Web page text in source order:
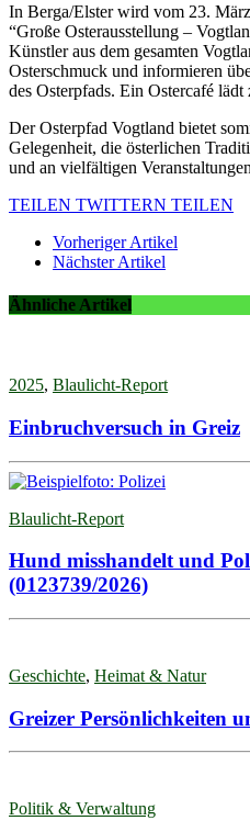
In Berga/Elster wird vom 23.
“Große Osterausstellung –
Künstler aus dem gesamten
Osterschmuck und informieren
des Osterpfads. Ein Ostercafé
Der Osterpfad Vogtland bietet
Gelegenheit, die österlichen
und an vielfältigen
TEILEN TWITTERN TEILEN
Vorheriger Artikel
Nächster Artikel
Ähnliche Artikel
2025, Blaulicht-Report
Einbruchversuch in Greiz
Blaulicht-Report
Hund misshandelt und
(0123739/2026)
Geschichte, Heimat & Natur
Greizer Persönlichkeiten
Politik & Verwaltung